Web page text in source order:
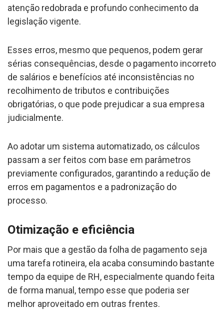
atenção redobrada e profundo conhecimento da
legislação vigente.
Esses erros, mesmo que pequenos, podem gerar
sérias consequências, desde o pagamento incorreto
de salários e benefícios até inconsistências no
recolhimento de tributos e contribuições
obrigatórias, o que pode prejudicar a sua empresa
judicialmente.
Ao adotar um sistema automatizado, os cálculos
passam a ser feitos com base em parâmetros
previamente configurados, garantindo a redução de
erros em pagamentos e a padronização do
processo.
Otimização e eficiência
Por mais que a gestão da folha de pagamento seja
uma tarefa rotineira, ela acaba consumindo bastante
tempo da equipe de RH, especialmente quando feita
de forma manual, tempo esse que poderia ser
melhor aproveitado em outras frentes.